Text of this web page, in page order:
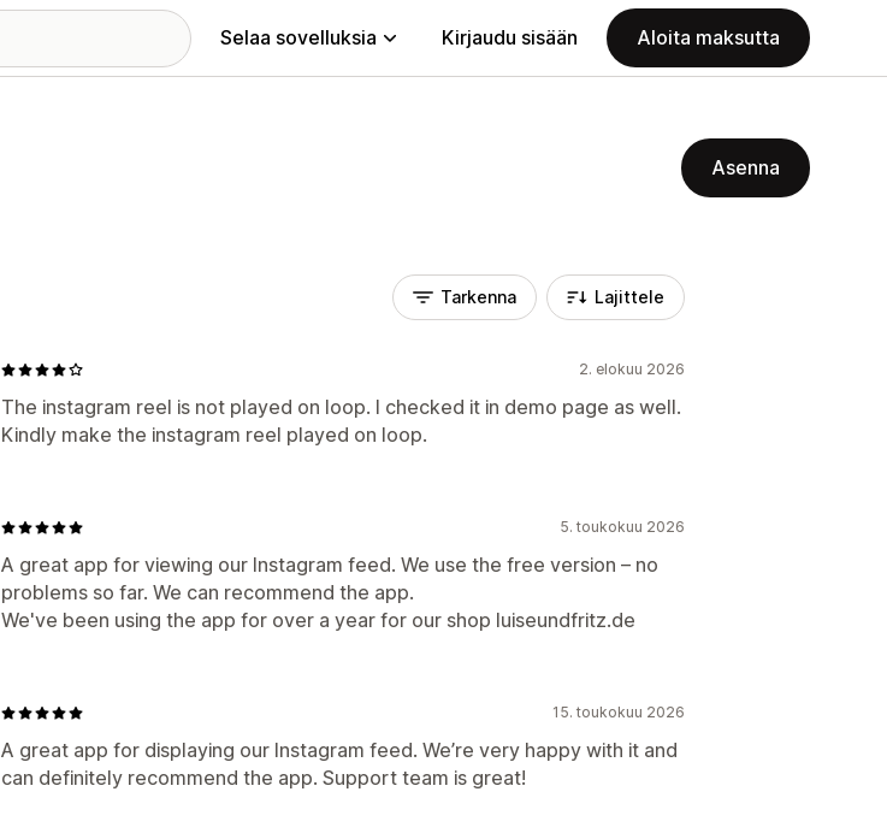
Selaa sovelluksia Kirjaudu sisään Aloita maksutta
Asenna
Tarkenna Lajittele
2. elokuu 2026
The instagram reel is not played on loop. I checked it in demo page as well.
Kindly make the instagram reel played on loop.
5. toukokuu 2026
A great app for viewing our Instagram feed. We use the free version – no
problems so far. We can recommend the app.
We've been using the app for over a year for our shop luiseundfritz.de
15. toukokuu 2026
A great app for displaying our Instagram feed. We’re very happy with it and
can definitely recommend the app. Support team is great!